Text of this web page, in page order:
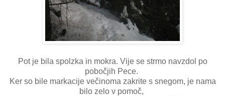
Pot je bila spolzka in mokra. Vije se strmo navzdol po
pobočjih Pece.
Ker so bile markacije večinoma zakrite s snegom, je nama
bilo zelo v pomoč,